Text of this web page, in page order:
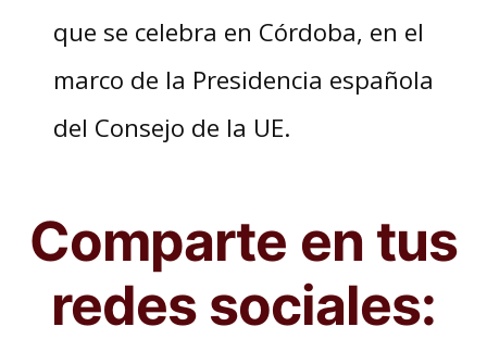
que se celebra en Córdoba, en el
marco de la Presidencia española
del Consejo de la UE.
Comparte en tus
redes sociales: